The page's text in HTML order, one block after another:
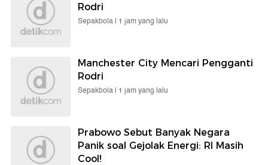
Rodri
Sepakbola | 1 jam yang lalu
Manchester City Mencari Pengganti
Rodri
Sepakbola | 1 jam yang lalu
Prabowo Sebut Banyak Negara
Panik soal Gejolak Energi: RI Masih
Cool!